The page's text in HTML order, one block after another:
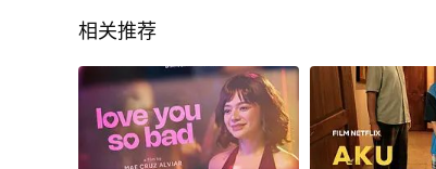
相关推荐